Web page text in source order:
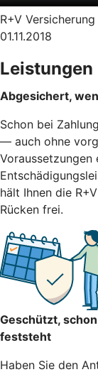
R+V
01.11.2018
Abgesichert,
Schon bei
— auch ohne
hält Ihnen die
Rücken frei.
Geschützt,
feststeht
Haben Sie den